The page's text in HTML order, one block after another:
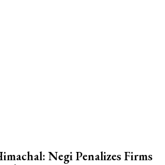
Negi Penalizes Firms